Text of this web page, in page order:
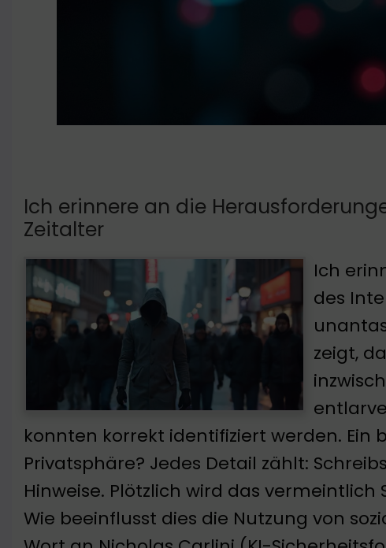
Ich erinnere an die
Zeitalter
Ich
des
zeigt,
konnten korrekt identifiziert werden. Ein
Privatsphäre? Jedes Detail zählt:
Hinweise. Plötzlich wird das
Wie beeinflusst dies die Nutzung von